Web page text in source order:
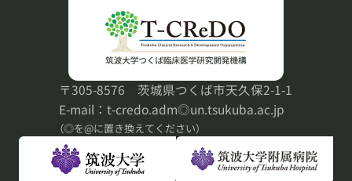
〒305-8576 茨城県つくば市天久保2-1-1
E-mail：t-credo.adm◎un.tsukuba.ac.jp
（◎を@に置き換えてください）